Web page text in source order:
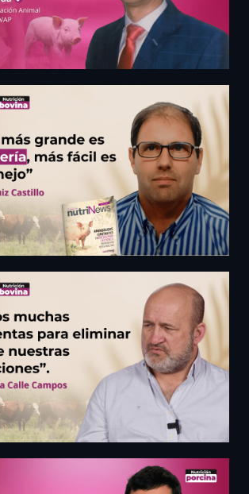
Para Ver
Más!
Aprovecha nuestro portal
tendrás una mejor
y acceder a toda
la información.
Iniciar sesión
Cerrar